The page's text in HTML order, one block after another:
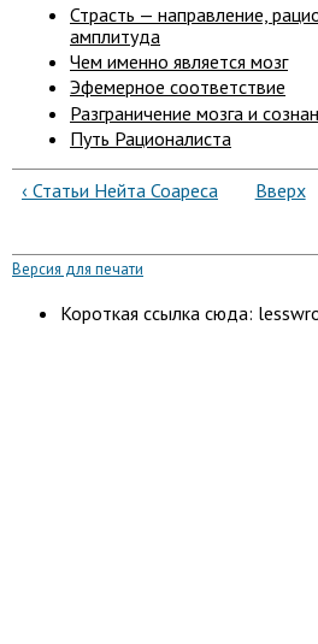
Страсть — направление,
амплитуда
Чем именно является мозг
Эфемерное соответствие
Разграничение мозга и
Путь Рационалиста
‹ Статьи Нейта Соареса Вверх
Версия для печати
Короткая ссылка сюда: